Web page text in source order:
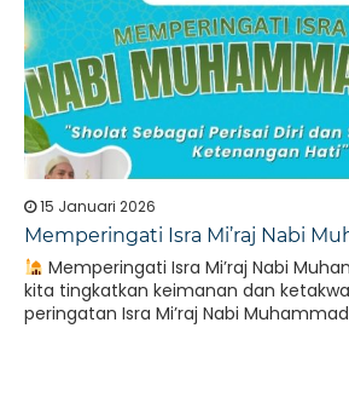
15 Januari 2026
Memperingati Isra Mi’raj Nabi
Memperingati Isra Mi’raj Nabi
kita tingkatkan keimanan dan
peringatan Isra Mi’raj Nabi